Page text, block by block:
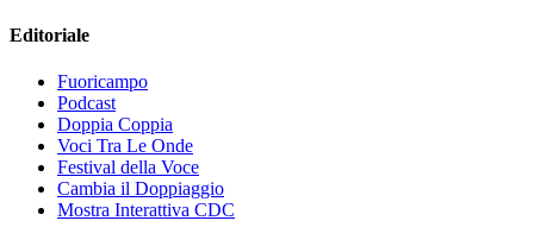
Editoriale
Fuoricampo
Podcast
Doppia Coppia
Voci Tra Le Onde
Festival della Voce
Cambia il Doppiaggio
Mostra Interattiva CDC